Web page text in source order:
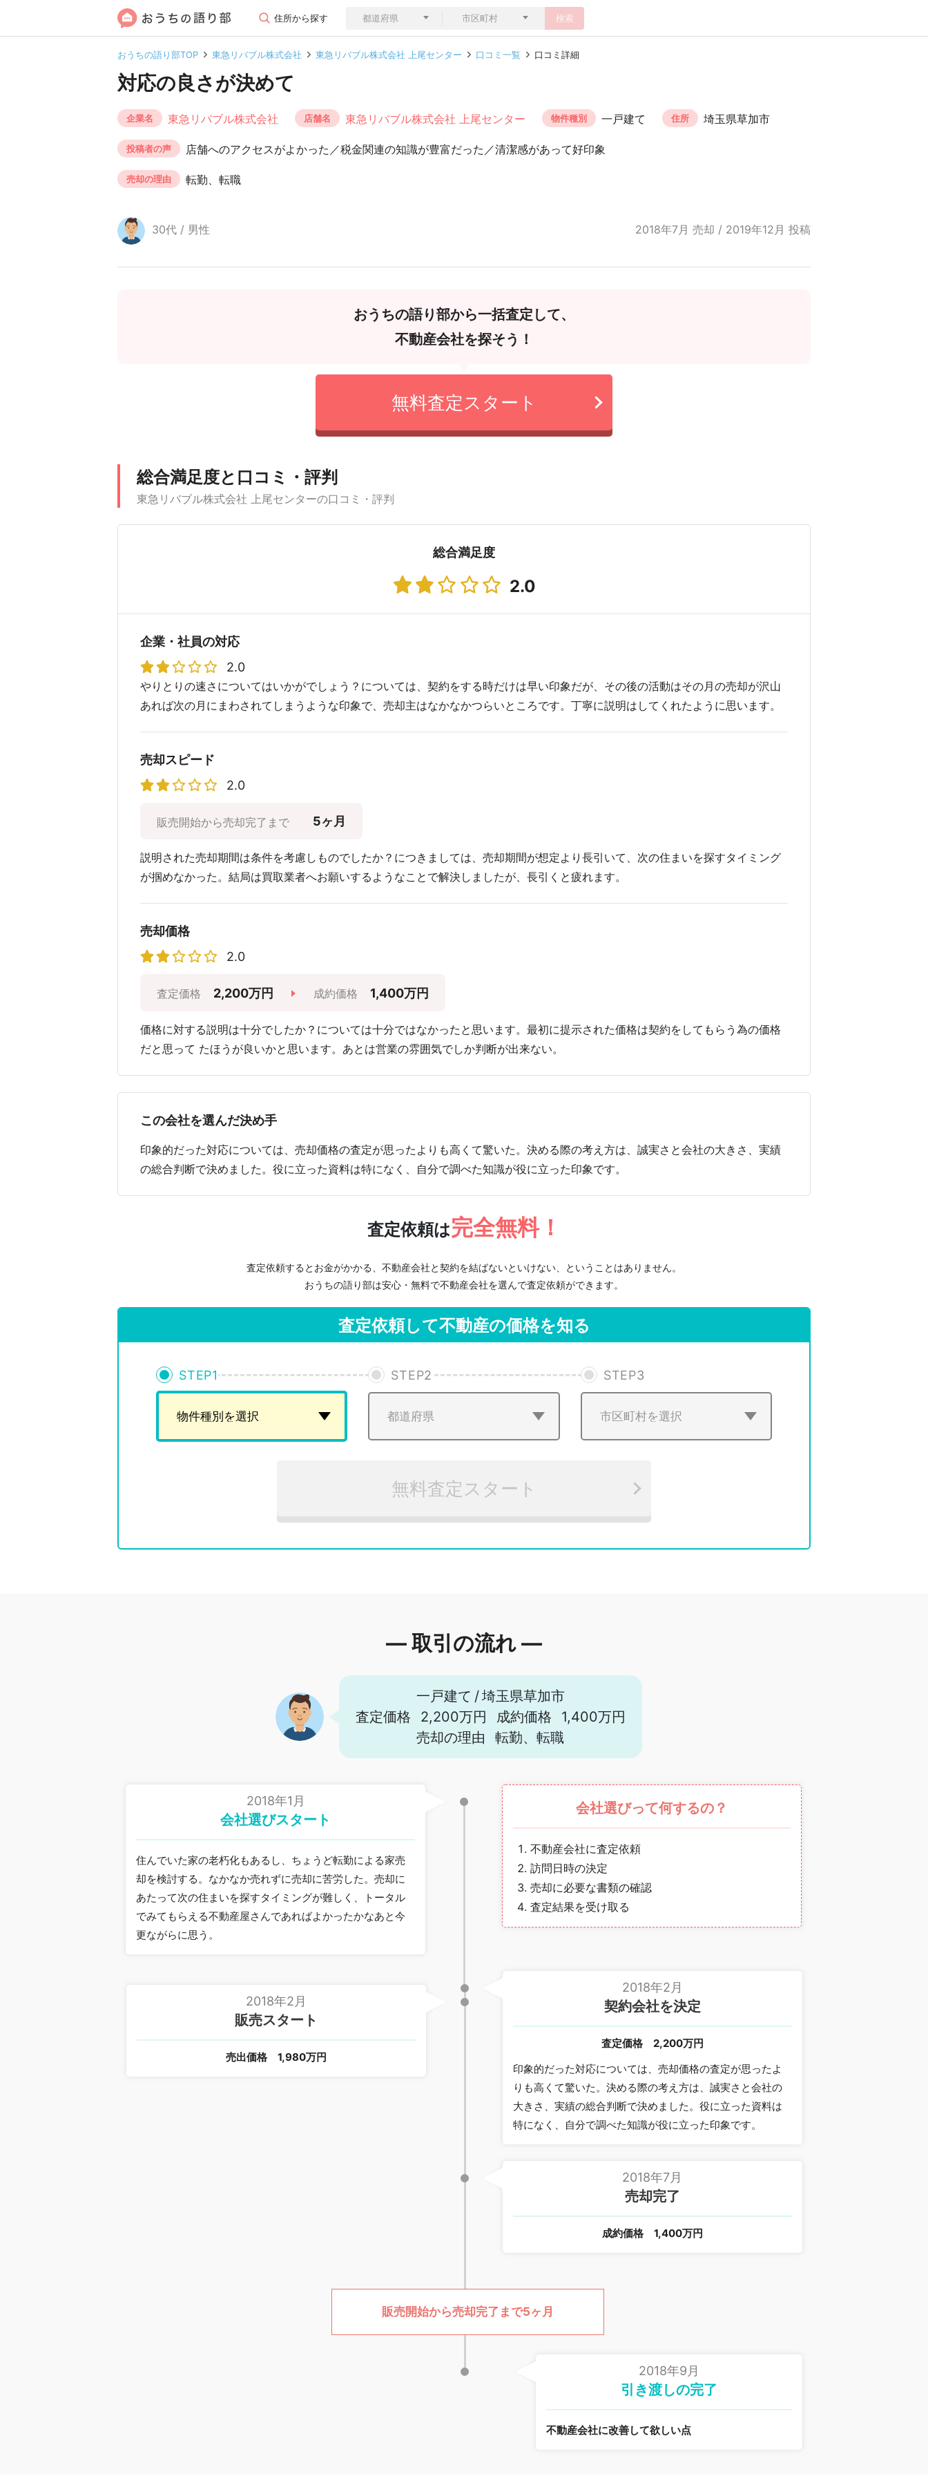
住所から探す 検索
おうちの語り部TOP 東急リバブル株式会社 東急リバブル株式会社 上尾センター 口コミ一覧 口コミ詳細
対応の良さが決めて
企業名 東急リバブル株式会社 店舗名 東急リバブル株式会社 上尾センター 物件種別 一戸建て 住所 埼玉県草加市
投稿者の声 店舗へのアクセスがよかった／税金関連の知識が豊富だった／清潔感があって好印象
売却の理由 転勤、転職
30代 / 男性 2018年7月 売却 / 2019年12月 投稿
おうちの語り部から一括査定して、
不動産会社を探そう！
無料査定スタート
総合満足度と口コミ・評判
東急リバブル株式会社 上尾センターの口コミ・評判
総合満足度
2.0
企業・社員の対応
2.0
やりとりの速さについてはいかがでしょう？については、契約をする時だけは早い印象だが、その後の活動はその月の売却が沢山
あれば次の月にまわされてしまうような印象で、売却主はなかなかつらいところです。丁寧に説明はしてくれたように思います。
売却スピード
2.0
販売開始から売却完了まで 5ヶ月
説明された売却期間は条件を考慮しものでしたか？につきましては、売却期間が想定より長引いて、次の住まいを探すタイミング
が掴めなかった。結局は買取業者へお願いするようなことで解決しましたが、長引くと疲れます。
売却価格
2.0
査定価格 2,200万円 成約価格 1,400万円
価格に対する説明は十分でしたか？については十分ではなかったと思います。最初に提示された価格は契約をしてもらう為の価格
だと思って たほうが良いかと思います。あとは営業の雰囲気でしか判断が出来ない。
この会社を選んだ決め手
印象的だった対応については、売却価格の査定が思ったよりも高くて驚いた。決める際の考え方は、誠実さと会社の大きさ、実績
の総合判断で決めました。役に立った資料は特になく、自分で調べた知識が役に立った印象です。
査定依頼は完全無料！
査定依頼するとお金がかかる、不動産会社と契約を結ばないといけない、ということはありません。
おうちの語り部は安心・無料で不動産会社を選んで査定依頼ができます。
査定依頼して不動産の価格を知る
STEP1 STEP2 STEP3
無料査定スタート
― 取引の流れ ―
一戸建て /埼玉県草加市
査定価格
2,200万円 成約価格
1,400万円
売却の理由
転勤、転職
2018年1月
会社選びスタート
住んでいた家の老朽化もあるし、ちょうど転勤による家売
却を検討する。なかなか売れずに売却に苦労した。売却に
あたって次の住まいを探すタイミングが難しく、トータル
でみてもらえる不動産屋さんであればよかったかなあと今
更ながらに思う。
会社選びって何するの？
不動産会社に査定依頼
訪問日時の決定
売却に必要な書類の確認
査定結果を受け取る
2018年2月
契約会社を決定
査定価格
2,200万円
印象的だった対応については、売却価格の査定が思ったよ
りも高くて驚いた。決める際の考え方は、誠実さと会社の
大きさ、実績の総合判断で決めました。役に立った資料は
特になく、自分で調べた知識が役に立った印象です。
2018年2月
販売スタート
売出価格 1,980万円
2018年7月
売却完了
成約価格 1,400万円
販売開始から売却完了まで5ヶ月
2018年9月
引き渡しの完了
不動産会社に改善して欲しい点